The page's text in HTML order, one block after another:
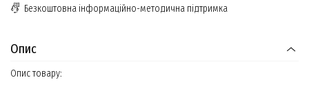
Безкоштовна інформаційно-методична підтримка
Опис
Опис товару: